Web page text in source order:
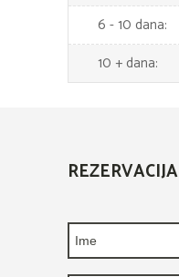
6 - 10 dana:
10 + dana:
REZERVACIJA